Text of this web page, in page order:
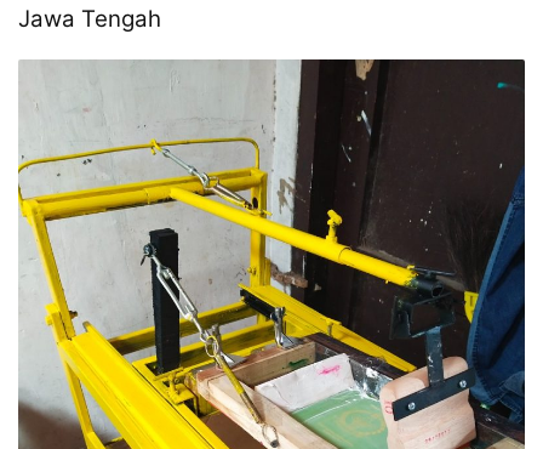
Jawa Tengah